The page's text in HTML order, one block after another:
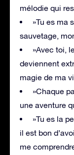
mélodie qui
»Tu es ma
sauvetage,
»Avec toi,
deviennent
magie de ma
»Chaque
une aventure
»Tu es la
il est bon
me